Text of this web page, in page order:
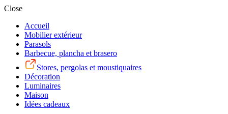
Close
Accueil
Mobilier extérieur
Parasols
Barbecue, plancha et brasero
Stores, pergolas et moustiquaires
Décoration
Luminaires
Maison
Idées cadeaux